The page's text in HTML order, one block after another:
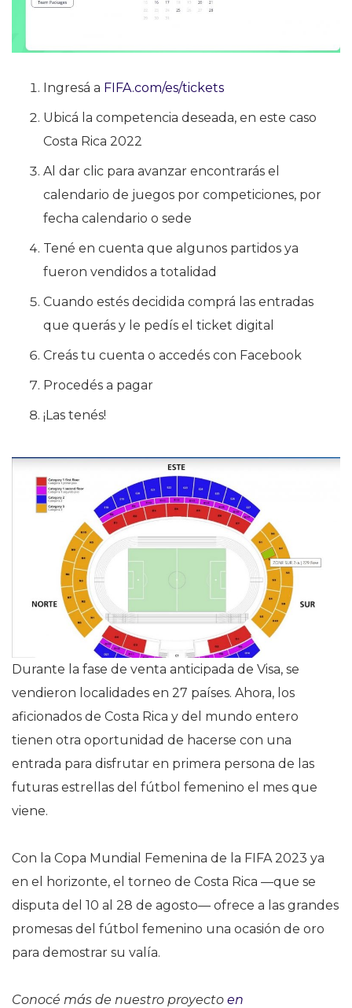
Ingresá a FIFA.com/es/tickets
Ubicá la competencia deseada, en este caso
Costa Rica 2022
Al dar clic para avanzar encontrarás el
calendario de juegos por competiciones, por
fecha calendario o sede
Tené en cuenta que algunos partidos ya
fueron vendidos a totalidad
Cuando estés decidida comprá las entradas
que querás y le pedís el ticket digital
Creás tu cuenta o accedés con Facebook
Procedés a pagar
¡Las tenés!
Durante la fase de venta anticipada de Visa, se
vendieron localidades en 27 países. Ahora, los
aficionados de Costa Rica y del mundo entero
tienen otra oportunidad de hacerse con una
entrada para disfrutar en primera persona de las
futuras estrellas del fútbol femenino el mes que
viene.
Con la Copa Mundial Femenina de la FIFA 2023 ya
en el horizonte, el torneo de Costa Rica —que se
disputa del 10 al 28 de agosto— ofrece a las grandes
promesas del fútbol femenino una ocasión de oro
para demostrar su valía.
Conocé más de nuestro proyecto en